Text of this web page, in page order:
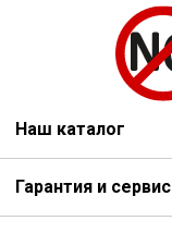
Наш каталог
Гарантия и сервис